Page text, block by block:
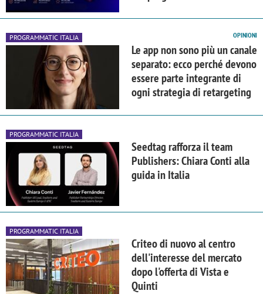
PROGRAMMATIC ITALIA OPINIONI
Le app non sono più un canale
separato: ecco perché devono
essere parte integrante di
ogni strategia di retargeting
PROGRAMMATIC ITALIA
Seedtag rafforza il team
Publishers: Chiara Conti alla
guida in Italia
PROGRAMMATIC ITALIA
Criteo di nuovo al centro
dell'interesse del mercato
dopo l'offerta di Vista e
Quinti